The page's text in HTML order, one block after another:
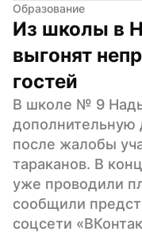
Образование
Из школы в
выгонят
гостей
В школе № 9
после жалобы
тараканов. В
уже проводили
сообщили
соцсети